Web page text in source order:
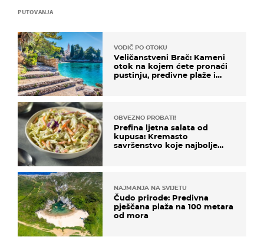
PUTOVANJA
VODIČ PO OTOKU
Veličanstveni Brač: Kameni
otok na kojem ćete pronaći
pustinju, predivne plaže i
OBVEZNO PROBATI!
Prefina ljetna salata od
kupusa: Kremasto
savršenstvo koje najbolje
NAJMANJA NA SVIJETU
Čudo prirode: Predivna
pješčana plaža na 100 metara
od mora